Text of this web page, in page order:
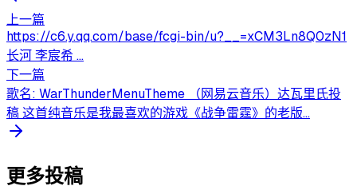
上一篇
https://c6.y.qq.com/base/fcgi-bin/u?__=xCM3Ln8Q0zN1
长河 李宸希 ...
下一篇
歌名: WarThunderMenuTheme （网易云音乐）达瓦里氏投
稿 这首纯音乐是我最喜欢的游戏《战争雷霆》的老版...
更多投稿